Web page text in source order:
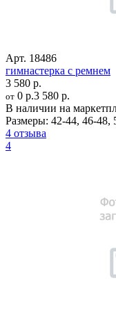
Арт. 18486
гимнастерка с ремнем
3 580 р.
от 0 р.3 580 р.
В наличии на
Размеры: 42-44, 46-48,
4 отзыва
4